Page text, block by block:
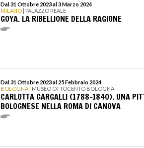
Dal 31 Ottobre 2023 al 3 Marzo 2024
MILANO | PALAZZO REALE
GOYA. LA RIBELLIONE DELLA RAGIONE
Dal 31 Ottobre 2023 al 25 Febbraio 2024
BOLOGNA | MUSEO OTTOCENTO BOLOGNA
CARLOTTA GARGALLI (1788-1840). UNA
BOLOGNESE NELLA ROMA DI CANOVA